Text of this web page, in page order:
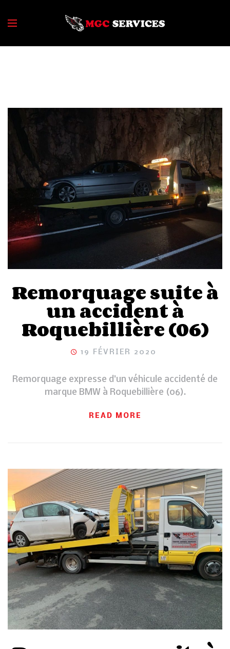
Remorquage suite à
un accident à
Roquebillière (06)
19 FÉVRIER 2020
Remorquage expresse d’un véhicule accidenté de
marque BMW à Roquebillière (06).
READ MORE